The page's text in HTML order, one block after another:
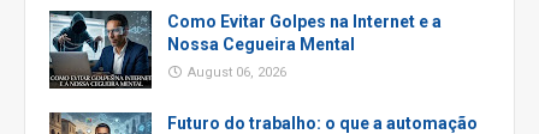
Como Evitar Golpes na Internet e a
Nossa Cegueira Mental
August 06, 2026
Futuro do trabalho: o que a automação